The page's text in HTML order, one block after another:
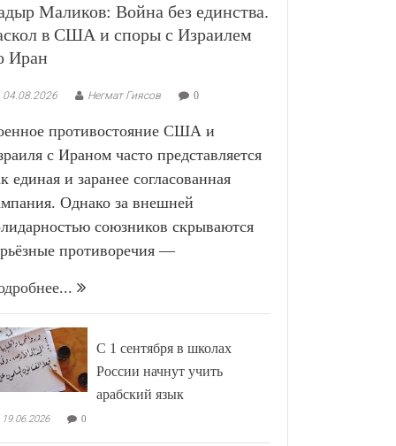
Маликов: Война без единства.
в США и споры с Израилем
Иран
04.08.2026 Негмат Гиясов 0
противостояние США и
с Ираном часто представляется
единая и заранее согласованная
Однако за внешней
союзников скрываются
противоречия —
С 1 сентября в школах
России начнут учить
арабский язык
19.06.2026 0